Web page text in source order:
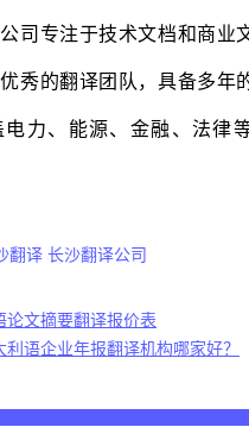
专注于技术文档和商业
秀的翻译团队，具备多年
力、能源、金融、法律
翻译 长沙翻译公司
论文摘要翻译报价表
利语企业年报翻译机构哪家好？